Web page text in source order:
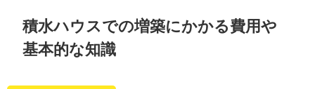
積水ハウスでの増築にかかる費用や
基本的な知識